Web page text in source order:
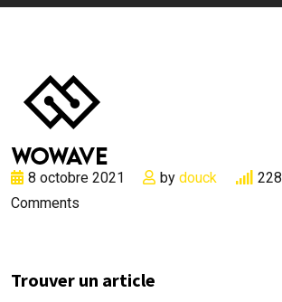
8 octobre 2021 by douck 228
Comments
Trouver un article